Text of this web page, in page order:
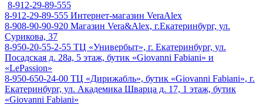
8-912-29-89-555
8-912-29-89-555 Интернет-магазин VeraAlex
8-908-90-90-920 Магазин Vera&Alex, г.Екатеринбург, ул.
Сурикова, 37
8-950-20-55-2-55 ТЦ «Универбыт», г. Екатеринбург, ул.
Посадская д. 28а, 5 этаж, бутик «Giovanni Fabiani» и
«LePassion»
8-950-650-24-00 ТЦ «Дирижабль», бутик «Giovanni Fabiani», г.
Екатеринбург, ул. Академика Шварца д. 17, 1 этаж, бутик
«Giovanni Fabiani»